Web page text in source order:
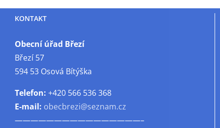
KONTAKT
Obecní úřad Březí
Březí 57
594 53 Osová Bítýška
Telefon: +420 566 536 368
E-mail: obecbrezi@seznam.cz
————————————————–